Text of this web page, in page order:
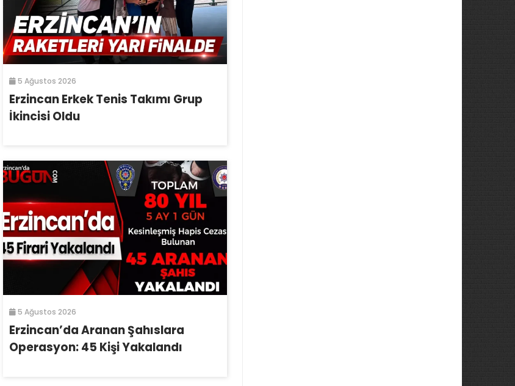
5 Ağustos 2026
Erzincan Erkek Tenis Takımı Grup
İkincisi Oldu
5 Ağustos 2026
Erzincan’da Aranan Şahıslara
Operasyon: 45 Kişi Yakalandı